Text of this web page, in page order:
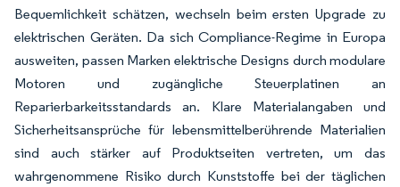
Bequemlichkeit schätzen, wechseln beim ersten Upgrade zu
elektrischen Geräten. Da sich Compliance-Regime in Europa
ausweiten, passen Marken elektrische Designs durch modulare
Motoren und zugängliche Steuerplatinen an
Reparierbarkeitsstandards an. Klare Materialangaben und
Sicherheitsansprüche für lebensmittelberührende Materialien
sind auch stärker auf Produktseiten vertreten, um das
wahrgenommene Risiko durch Kunststoffe bei der täglichen